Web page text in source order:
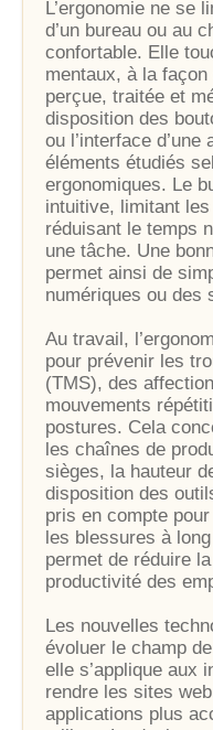
L’ergonomie ne se
d’un bureau ou au
confortable. Elle
mentaux, à la
perçue, traitée et
disposition des
ou l’interface
éléments étudiés
ergonomiques. Le
intuitive, limitant
réduisant le temps
une tâche. Une
permet ainsi de
numériques ou des
Au travail,
pour prévenir les
(TMS), des
mouvements
postures. Cela
les chaînes de
sièges, la hauteur
disposition des
pris en compte
les blessures à
permet de réduire
productivité des
Les nouvelles
évoluer le champ de
elle s’applique aux
rendre les sites
applications plus